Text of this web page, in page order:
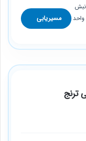
نبش
واحد
مسیریابی
ترنج